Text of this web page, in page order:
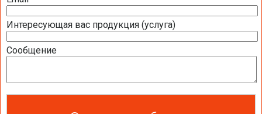
Интересующая вас продукция (услуга)
Сообщение